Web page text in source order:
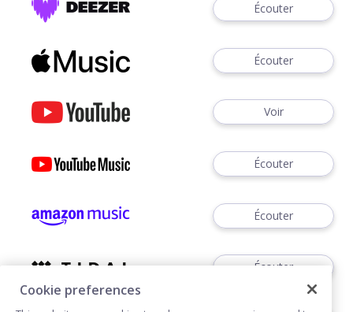
Écouter
Écouter
Voir
Écouter
Écouter
Écouter
Cookie preferences